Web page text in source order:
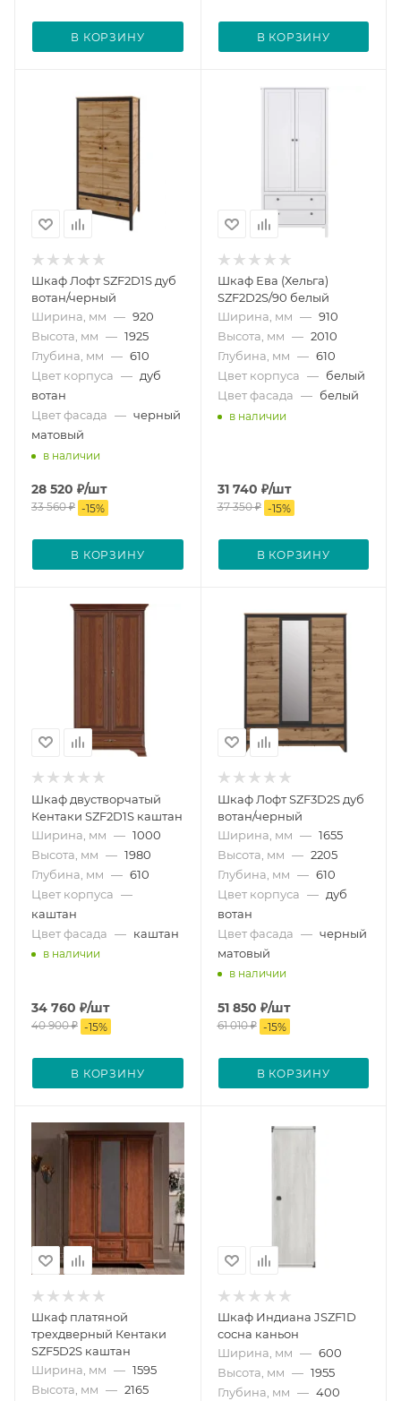
В КОРЗИНУ В КОРЗИНУ
Шкаф Лофт SZF2D1S дуб
вотан/черный
Ширина, мм — 920
Высота, мм — 1925
Глубина, мм — 610
Цвет корпуса — дуб
вотан
Цвет фасада — черный
матовый
в наличии
28 520 ₽/шт
33 560₽ -15%
В КОРЗИНУ
Шкаф Ева (Хельга)
SZF2D2S/90 белый
Ширина, мм — 910
Высота, мм — 2010
Глубина, мм — 610
Цвет корпуса — белый
Цвет фасада — белый
в наличии
31 740 ₽/шт
37 350₽ -15%
В КОРЗИНУ
Шкаф двустворчатый
Кентаки SZF2D1S каштан
Ширина, мм — 1000
Высота, мм — 1980
Глубина, мм — 610
Цвет корпуса —
каштан
Цвет фасада — каштан
в наличии
34 760 ₽/шт
40 900₽ -15%
В КОРЗИНУ
Шкаф Лофт SZF3D2S дуб
вотан/черный
Ширина, мм — 1655
Высота, мм — 2205
Глубина, мм — 610
Цвет корпуса — дуб
вотан
Цвет фасада — черный
матовый
в наличии
51 850 ₽/шт
61 010₽ -15%
В КОРЗИНУ
Шкаф платяной
трехдверный Кентаки
SZF5D2S каштан
Ширина, мм — 1595
Высота, мм — 2165
Шкаф Индиана JSZF1D
сосна каньон
Ширина, мм — 600
Высота, мм — 1955
Глубина, мм — 400